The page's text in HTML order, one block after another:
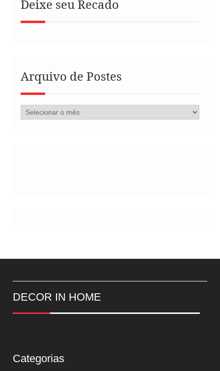
Deixe seu Recado
Arquivo de Postes
Arquivo
de
DECOR IN HOME
Categorias